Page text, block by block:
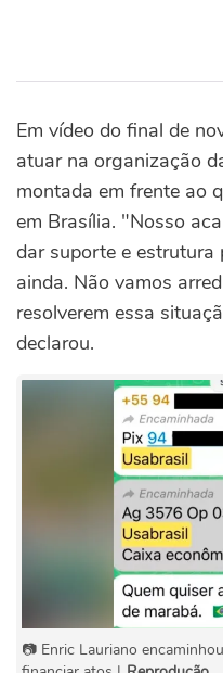
Em vídeo do final de
atuar na organização
montada em frente ao
em Brasília. "Nosso
dar suporte e estrutura
ainda. Não vamos
resolverem essa
declarou.
📷 Enric Lauriano